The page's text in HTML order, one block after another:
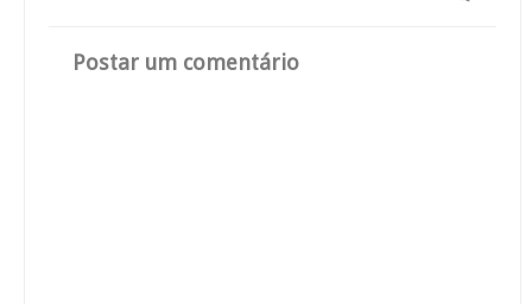
Postar um comentário